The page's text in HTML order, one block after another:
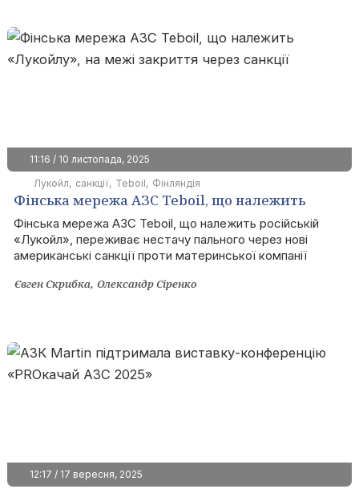
11:16 / 10 листопада, 2025
Лукойл
санкції Teboil Фінляндія
Фінська мережа АЗС Teboil, що належить
«Лукойлу», на межі закриття через санкції
Фінська мережа АЗС Teboil, що належить російській
«Лукойл», переживає нестачу пального через нові
американські санкції проти материнської компанії
Євген Скрибка Олександр Сіренко
12:17 / 17 вересня, 2025